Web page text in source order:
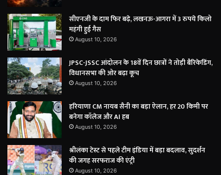
सीएनजी के दाम फिर बढ़े, लखनऊ-आगरा में 3 रुपये किलो
महंगी हुई गैस
August 10, 2026
JPSC-JSSC आंदोलन के 18वें दिन छात्रों ने तोड़ी बैरिकेडिंग,
विधानसभा की ओर बढ़ा कूच
August 10, 2026
हरियाणा CM नायब सैनी का बड़ा ऐलान, हर 20 किमी पर
बनेगा कॉलेज और AI हब
August 10, 2026
श्रीलंका टेस्ट से पहले टीम इंडिया में बड़ा बदलाव, सुदर्शन
की जगह सरफराज की एंट्री
August 10, 2026